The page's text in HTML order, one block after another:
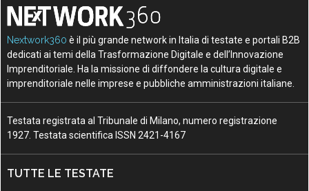
Nextwork360 è il più grande network in Italia di testate e portali B2B
dedicati ai temi della Trasformazione Digitale e dell’Innovazione
Imprenditoriale. Ha la missione di diffondere la cultura digitale e
imprenditoriale nelle imprese e pubbliche amministrazioni italiane.
Testata registrata al Tribunale di Milano, numero registrazione
1927. Testata scientifica ISSN 2421-4167
TUTTE LE TESTATE